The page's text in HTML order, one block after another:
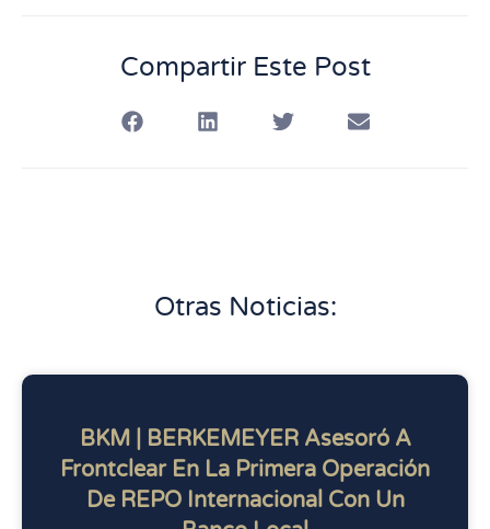
Compartir Este Post
Otras Noticias:
BKM | BERKEMEYER Asesoró A
Frontclear En La Primera Operación
De REPO Internacional Con Un